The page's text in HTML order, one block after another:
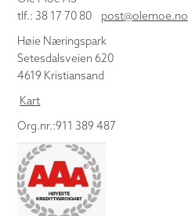
tlf.: 38 17 70 80 post@olemoe.no
Høie Næringspark
Setesdalsveien 620
4619 Kristiansand
Kart
Org.nr.:911 389 487